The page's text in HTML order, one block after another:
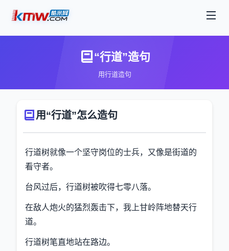
“行道”造句
用行道造句
用“行道”怎么造句
行道树就像一个坚守岗位的士兵，又像是街道的
看守者。
台风过后，行道树被吹得七零八落。
在敌人炮火的猛烈轰击下，我上甘岭阵地替天行
道。
行道树笔直地站在路边。